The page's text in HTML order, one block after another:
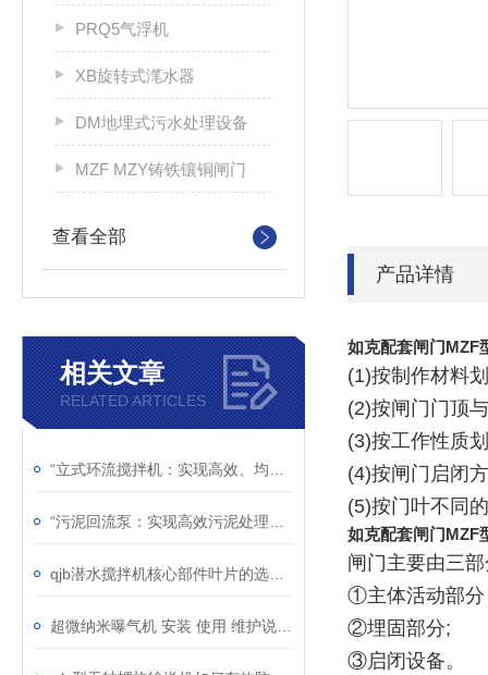
PRQ5气浮机
XB旋转式滗水器
DM地埋式污水处理设备
MZF MZY铸铁镶铜闸门
查看全部
相关文章
RELATED ARTICLES
产品详情
如克配套闸门MZF
(1)按制作材料
(2)按闸门门顶
(3)按工作性质
(4)按闸门启闭
(5)按门叶不同
如克配套闸门MZF
闸门主要由三
①主体活动部分
②埋固部分;
③启闭设备。